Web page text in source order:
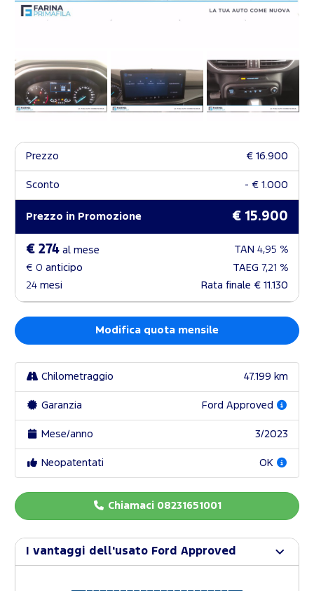
Prezzo € 16.900
Sconto - € 1.000
Prezzo in Promozione € 15.900
€ 274 al mese TAN 4,95 %
€ 0 anticipo TAEG 7,21 %
24 mesi Rata finale € 11.130
Modifica quota mensile
Chilometraggio 47.199 km
Garanzia Ford Approved
Mese/anno 3/2023
Neopatentati OK
Chiamaci 08231651001
I vantaggi dell'usato Ford Approved